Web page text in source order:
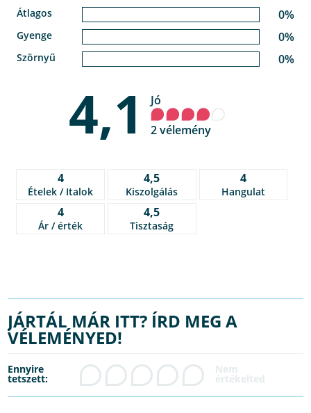
Átlagos 0%
Gyenge 0%
Szörnyű 0%
4,1
Jó
2 vélemény
4
Ételek / Italok
4,5
Kiszolgálás
4
Hangulat
4
Ár / érték
4,5
Tisztaság
JÁRTÁL MÁR ITT? ÍRD MEG A
VÉLEMÉNYED!
Ennyire
tetszett: